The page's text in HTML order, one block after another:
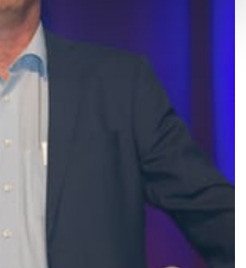
Ihre persönlichen Daten
Sie Ihre Präferenzen im
und Anzeigen zu
soziale Medien anbieten
unsere Website zu
wir Informationen zu Ihrer
an unsere Partner für
Analysen weiter. Unsere